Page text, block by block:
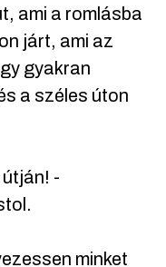
ami a romlásba
járt, ami az
gyakran
a széles úton
-
minket